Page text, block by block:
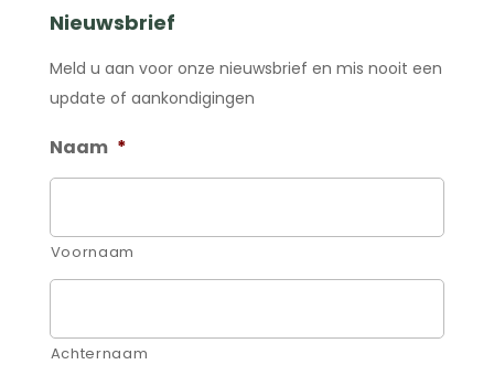
Nieuwsbrief
Meld u aan voor onze nieuwsbrief en mis nooit een
update of aankondigingen
Naam *
Voornaam
Achternaam